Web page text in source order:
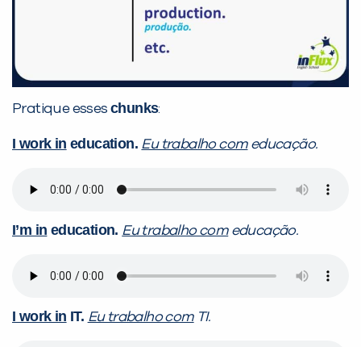
Pratique esses chunks:
I work in education. Eu trabalho comeducação.
I’m in education. Eu trabalho comeducação.
I work in IT. Eu trabalho comTI.